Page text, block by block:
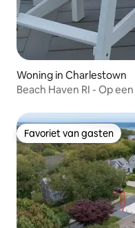
Woning in Charlestown
Beach Haven RI - Op
Favoriet van gasten
Favoriet van gasten